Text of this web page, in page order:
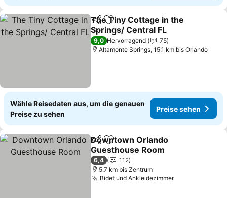
TeilenZu Favoriten hinzufügen
The Tiny Cottage in the
Springs/ Central FL
Preise sehen
9,0 Hervorragend
75
Altamonte Springs, 15.1 km bis Orlando
Wähle Reisedaten aus, um die genauen
Preise zu sehen
Preise sehen
TeilenZu Favoriten hinzufügen
Downtown Orlando
Guesthouse Room
Preise sehen
6,4
112
5.7 km bis Zentrum
Bidet und AnkleidezimmerPreise sehen